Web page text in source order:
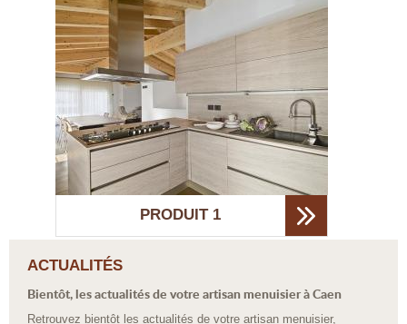
PRODUIT 1
ACTUALITÉS
Bientôt, les actualités de votre artisan menuisier à Caen
Retrouvez bientôt les actualités de votre artisan menuisier,